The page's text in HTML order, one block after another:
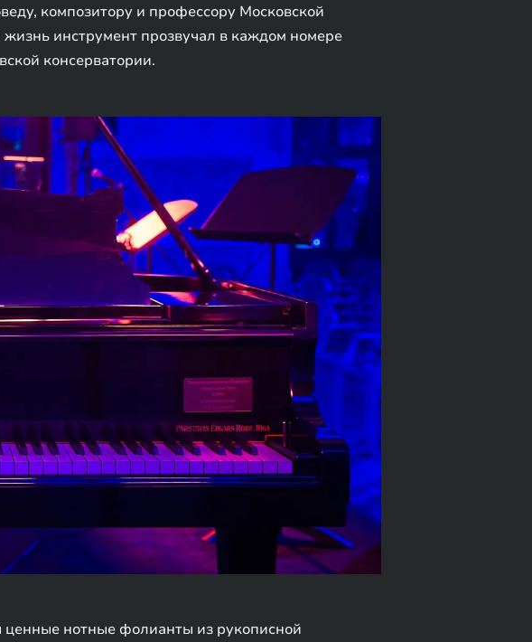
композитору и профессору Московской
инструмент прозвучал в каждом номере
консерватории.
ценные нотные фолианты из рукописной